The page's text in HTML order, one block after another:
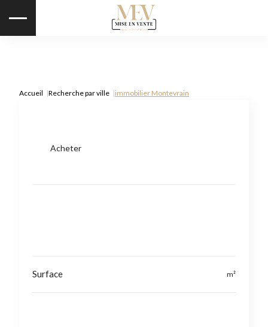
Accueil Recherche par ville immobilier Montevrain
Acheter